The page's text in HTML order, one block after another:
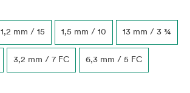
1,2 mm / 15 1,5 mm / 10 13 mm / 3 ¾
3,2 mm / 7 FC 6,3 mm / 5 FC